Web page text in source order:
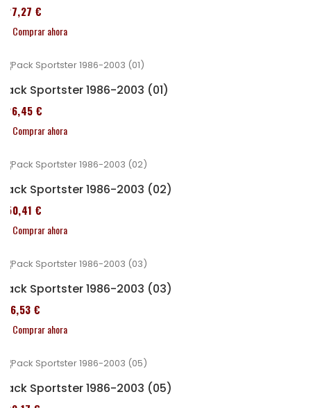
227,27 €
Comprar ahora
Pack Sportster 1986-2003 (01)
326,45 €
Comprar ahora
Pack Sportster 1986-2003 (02)
450,41 €
Comprar ahora
Pack Sportster 1986-2003 (03)
516,53 €
Comprar ahora
Pack Sportster 1986-2003 (05)